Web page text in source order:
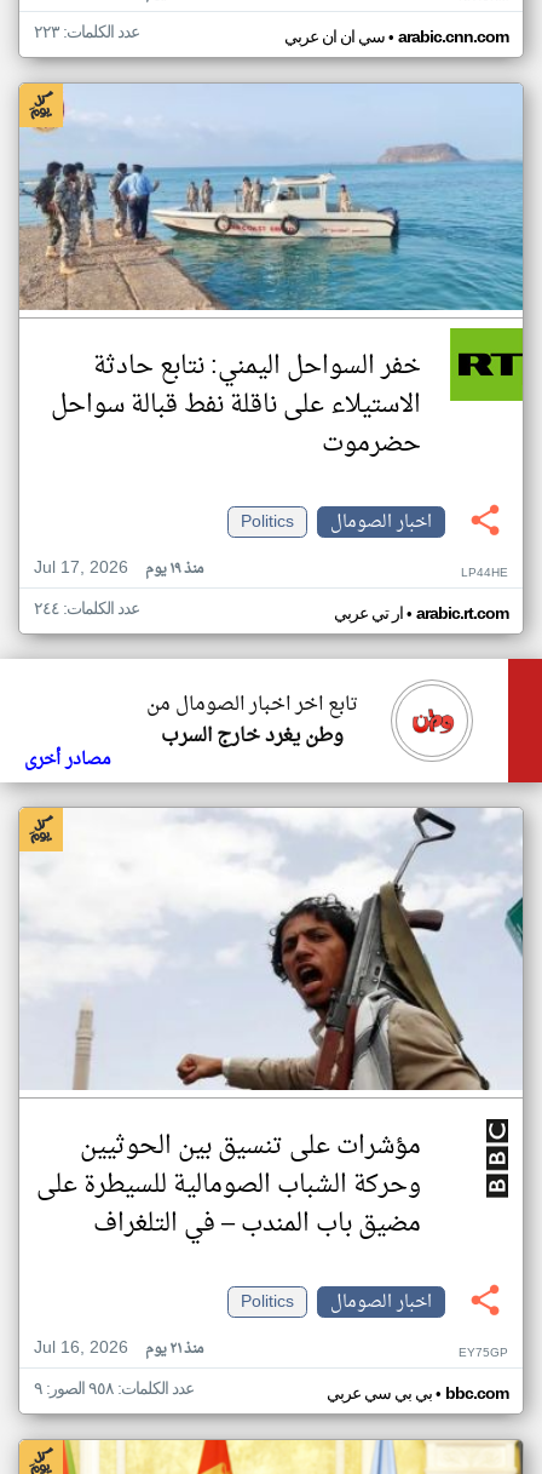
سي ان ان عربي• arabic.cnn.com عدد الكلمات: ٢٢٣
خفر السواحل اليمني: نتابع حادثة
الاستيلاء على ناقلة نفط قبالة سواحل
حضرموت
اخبار الصومال
Politics
Jul 17, 2026
منذ ١٩ يوم LP44HE
ار تي عربي• arabic.rt.com عدد الكلمات: ٢٤٤
تابع اخر اخبار الصومال من
وطن يغرد خارج السرب
مصادر أخرى
مؤشرات على تنسيق بين الحوثيين
وحركة الشباب الصومالية للسيطرة على
مضيق باب المندب – في التلغراف
اخبار الصومال
Politics
Jul 16, 2026
منذ ٢١ يوم EY75GP
بي بي سي عربي• bbc.com عدد الكلمات: ٩٥٨ الصور: ٩